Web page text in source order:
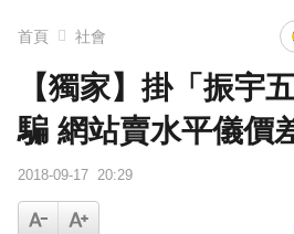
下載東森App，隨時掌
中颱白海豚接近中 晚間
首頁 社會
【獨家】掛「振宇
騙 網站賣水平儀價
2018-09-17 20:29